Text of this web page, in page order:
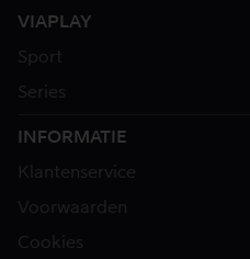
VIAPLAY
Sport
Series
INFORMATIE
Klantenservice
Voorwaarden
Cookies